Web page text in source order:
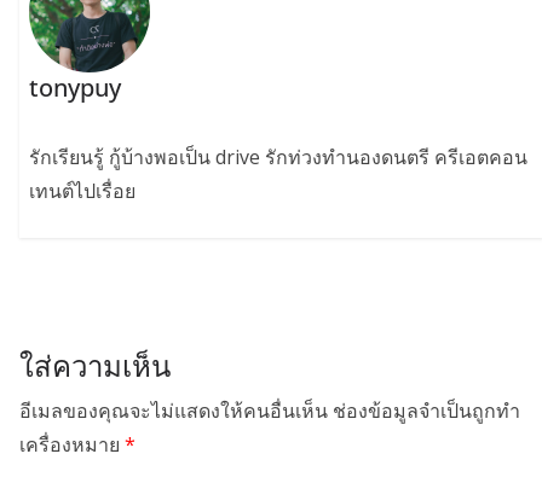
tonypuy
รักเรียนรู้ กู้บ้างพอเป็น drive รักท่วงทำนองดนตรี ครีเอตคอน
เทนต์ไปเรื่อย
ใส่ความเห็น
อีเมลของคุณจะไม่แสดงให้คนอื่นเห็น ช่องข้อมูลจำเป็นถูกทำ
เครื่องหมาย *